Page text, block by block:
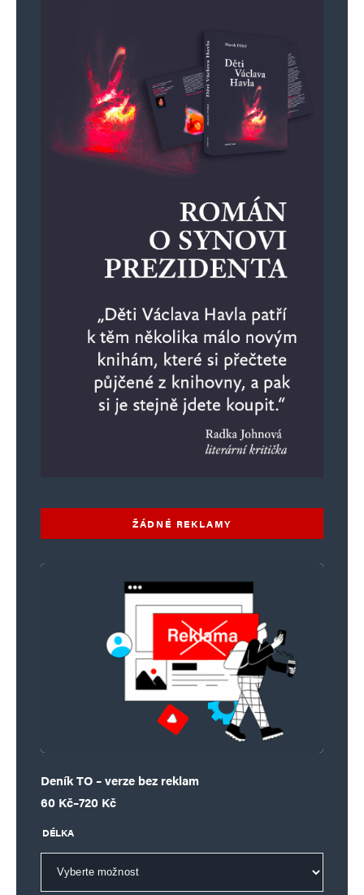
korektni nebo dokonce nevsimavi k temto
projevum a nebudou to nazyvat pravymi jmeny,
koledujeme si o to, ze obcane budou v tichosti
akceptovat zmenu rezimu z demokratickeho na
nejakou formu autoritavniho statu s ryze
totalitnimi prvky. Zmena v Bilem dome by nas
Napsat komentář
Vaše e-mailová adresa nebude zveřejněna.
Vyžadované informace jsou
Webová stránka
Uložit do prohlížeče jméno, e-mail a webovou stránku pro budoucí
Informujte mě o nových komentářích e-mailem.
Informujte mě o nových příspěvcích e-mailem.
ŽÁDNÉ REKLAMY
Deník TO – verze bez reklam
60 Kč–720 Kč
Rozpětí cen: 60 Kč až 720 Kč
DÉLKA